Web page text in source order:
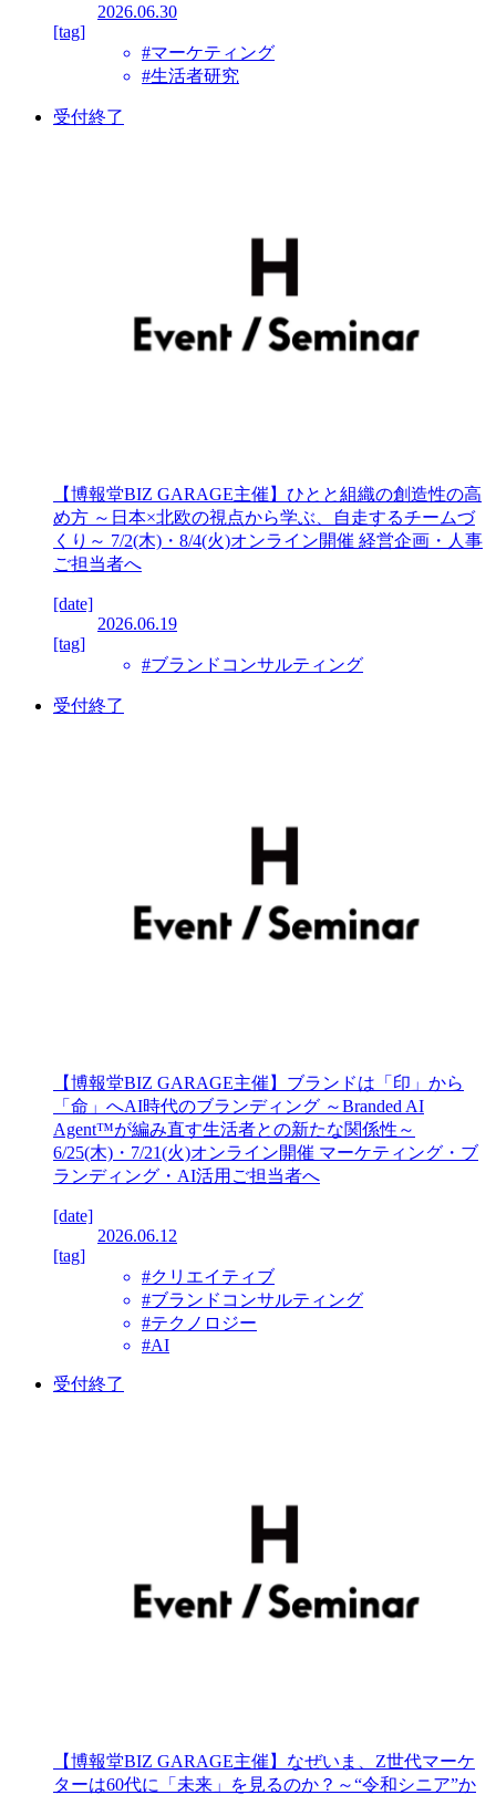
2026.06.30
[tag]
#マーケティング
#生活者研究
受付終了
【博報堂BIZ GARAGE主催】ひとと組織の創造性の高
め方 ～日本×北欧の視点から学ぶ、自走するチームづ
くり～ 7/2(木)・8/4(火)オンライン開催 経営企画・人事
ご担当者へ
[date]
2026.06.19
[tag]
#ブランドコンサルティング
受付終了
【博報堂BIZ GARAGE主催】ブランドは「印」から
「命」へAI時代のブランディング ～Branded AI
Agent™が編み直す生活者との新たな関係性～
6/25(木)・7/21(火)オンライン開催 マーケティング・ブ
ランディング・AI活用ご担当者へ
[date]
2026.06.12
[tag]
#クリエイティブ
#ブランドコンサルティング
#テクノロジー
#AI
受付終了
【博報堂BIZ GARAGE主催】なぜいま、Z世代マーケ
ターは60代に「未来」を見るのか？～“令和シニア”か